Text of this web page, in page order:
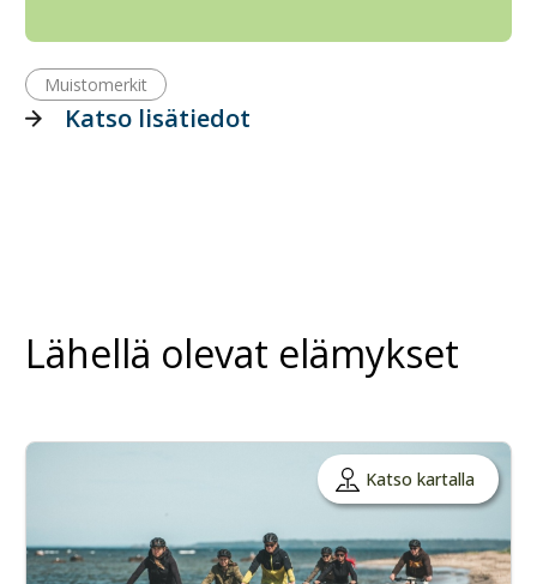
Muistomerkit
Katso lisätiedot
Lähellä olevat elämykset
Katso kartalla